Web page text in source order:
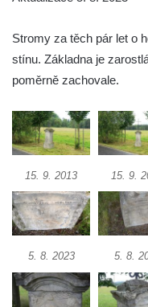
Centrální kříž
Kříž východně od
Kříž na rozcestí u
Centrální kříž
Chlumu
Kříž jižně od Prysku
Boží muka svatého
Neugebauerův kříž
Čechách
Kříž u kostela
Stromy za těch pár let o
stínu. Základna je
poměrně zachovale.
15. 9. 2013 15. 9.
5. 8. 2023 5. 8.